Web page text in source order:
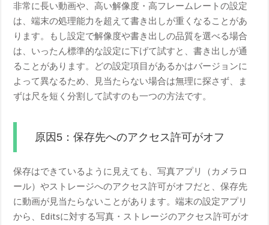
非常に長い動画や、高い解像度・高フレームレートの設定
は、端末の処理能力を超えて書き出しが重くなることがあ
ります。もし設定で解像度や書き出しの品質を選べる場合
は、いったん標準的な設定に下げて試すと、書き出しが通
ることがあります。どの設定項目があるかはバージョンに
よって異なるため、見当たらない場合は無理に探さず、ま
ずは尺を短く分割して試すのも一つの方法です。
原因5：保存先へのアクセス許可がオフ
保存はできているように見えても、写真アプリ（カメラロ
ール）やストレージへのアクセス許可がオフだと、保存先
に動画が見当たらないことがあります。端末の設定アプリ
から、Editsに対する写真・ストレージのアクセス許可がオ